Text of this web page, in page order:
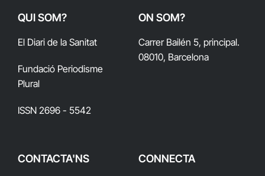
QUI SOM?
El Diari de la Sanitat
Fundació Periodisme
Plural
ISSN 2696 - 5542
ON SOM?
Carrer Bailén 5, principal.
08010, Barcelona
CONTACTA'NS CONNECTA